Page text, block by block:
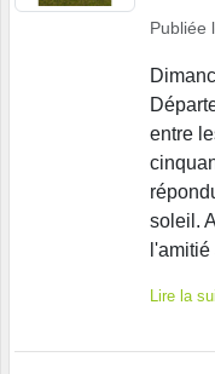
Publiée
entre
soleil.
Lire la